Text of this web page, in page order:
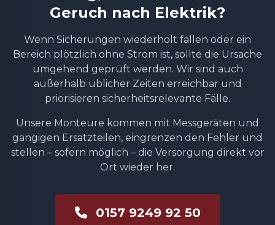
Geruch nach Elektrik?
Wenn Sicherungen wiederholt fallen oder ein
Bereich plötzlich ohne Strom ist, sollte die Ursache
umgehend geprüft werden. Wir sind auch
außerhalb üblicher Zeiten erreichbar und
priorisieren sicherheitsrelevante Fälle.
Unsere Monteure kommen mit Messgeräten und
gängigen Ersatzteilen, eingrenzen den Fehler und
stellen – sofern möglich – die Versorgung direkt vor
Ort wieder her.
0157 9249 92 50